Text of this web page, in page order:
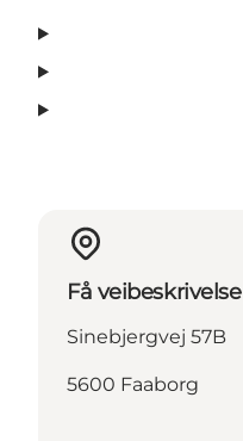
Få veibeskrivelse
Sinebjergvej 57B
5600 Faaborg